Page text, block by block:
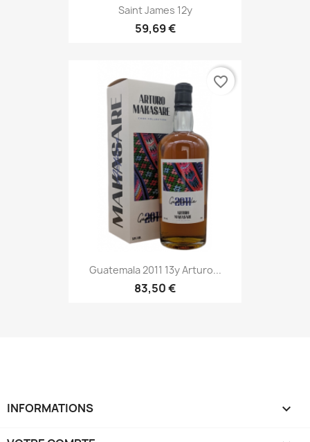
Saint James 12y
59,69 €
Guatemala 2011 13y Arturo...
83,50 €
favorite_border
INFORMATIONS 